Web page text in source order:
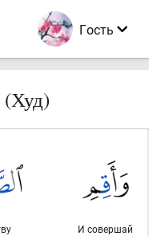
Гость
И совершай